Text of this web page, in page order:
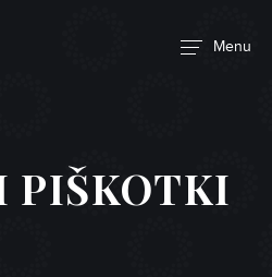
Menu
PIŠKOTKI